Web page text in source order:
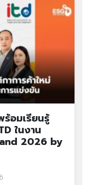
ร้อมเรียนรู้
ในงาน
2026 by